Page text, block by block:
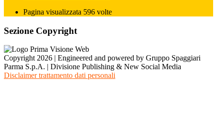
Pagina visualizzata 596 volte
Sezione Copyright
Copyright 2026 | Engineered and powered by Gruppo Spaggiari
Parma S.p.A. | Divisione Publishing & New Social Media
Disclaimer trattamento dati personali